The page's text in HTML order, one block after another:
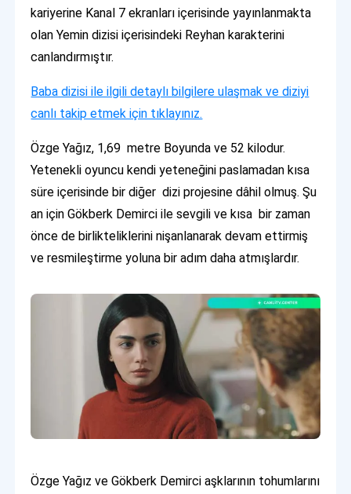
kariyerine Kanal 7 ekranları içerisinde yayınlanmakta
olan Yemin dizisi içerisindeki Reyhan karakterini
canlandırmıştır.
Baba dizisi ile ilgili detaylı bilgilere ulaşmak ve diziyi
canlı takip etmek için tıklayınız.
Özge Yağız, 1,69 metre Boyunda ve 52 kilodur.
Yetenekli oyuncu kendi yeteneğini paslamadan kısa
süre içerisinde bir diğer dizi projesine dâhil olmuş. Şu
an için Gökberk Demirci ile sevgili ve kısa bir zaman
önce de birlikteliklerini nişanlanarak devam ettirmiş
ve resmileştirme yoluna bir adım daha atmışlardır.
Özge Yağız ve Gökberk Demirci aşklarının tohumlarını